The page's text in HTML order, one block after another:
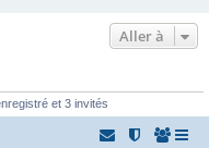
Aller à
et 3 invités